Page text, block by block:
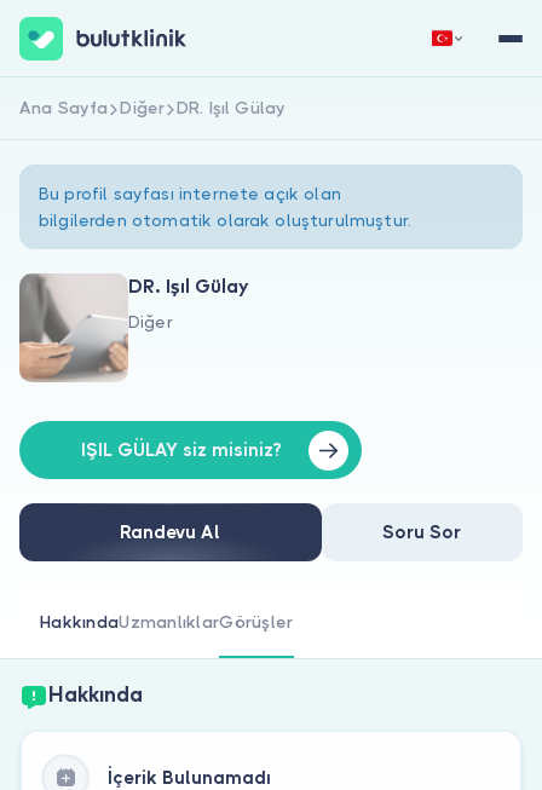
Hakkımızda
Doktorlar için
Doktor musunuz?
Hemen Kaydol
Ana Sayfa Diğer DR. Işıl Gülay
Bu profil sayfası internete açık olan
bilgilerden otomatik olarak oluşturulmuştur.
DR. Işıl Gülay
Diğer
IŞIL GÜLAY siz misiniz?
Randevu Al Soru Sor
HakkındaUzmanlıklarGörüşler
Hakkında
İçerik Bulunamadı